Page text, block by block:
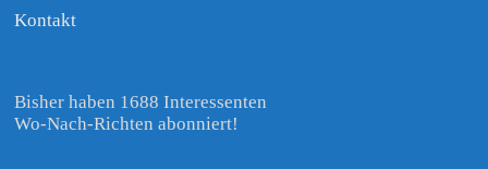
Kontakt
Bisher haben 1688 Interessenten
Wo-Nach-Richten abonniert!